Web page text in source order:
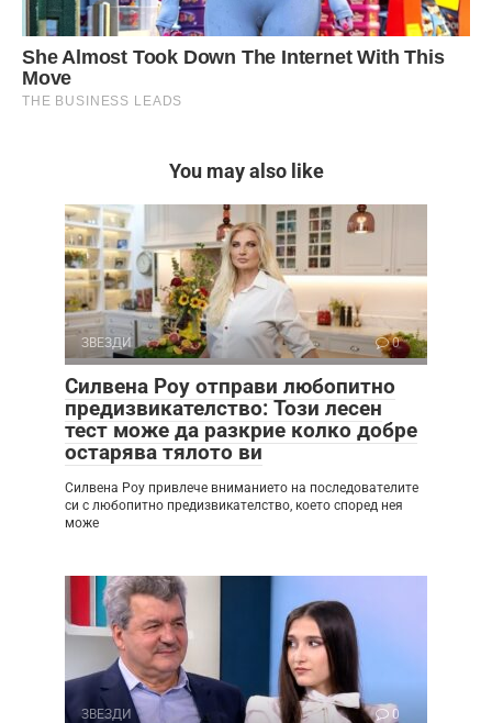
You may also like
ЗВЕЗДИ 0
Силвена Роу отправи любопитно
предизвикателство: Този лесен
тест може да разкрие колко добре
остарява тялото ви
Силвена Роу привлече вниманието на последователите
си с любопитно предизвикателство, което според нея
може
ЗВЕЗДИ 0